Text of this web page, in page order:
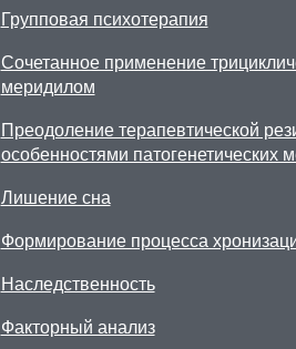
Групповая психотерапия
Сочетанное применение
меридилом
Преодоление терапевтической
особенностями патогенетических
Лишение сна
Формирование процесса
Наследственность
Факторный анализ